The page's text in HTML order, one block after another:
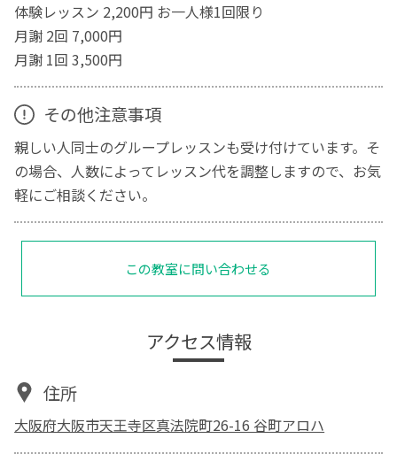
体験レッスン 2,200円 お一人様1回限り
月謝 2回 7,000円
月謝 1回 3,500円
その他注意事項
親しい人同士のグループレッスンも受け付けています。そ
の場合、人数によってレッスン代を調整しますので、お気
軽にご相談ください。
この教室に問い合わせる
アクセス情報
住所
大阪府大阪市天王寺区真法院町26-16 谷町アロハ